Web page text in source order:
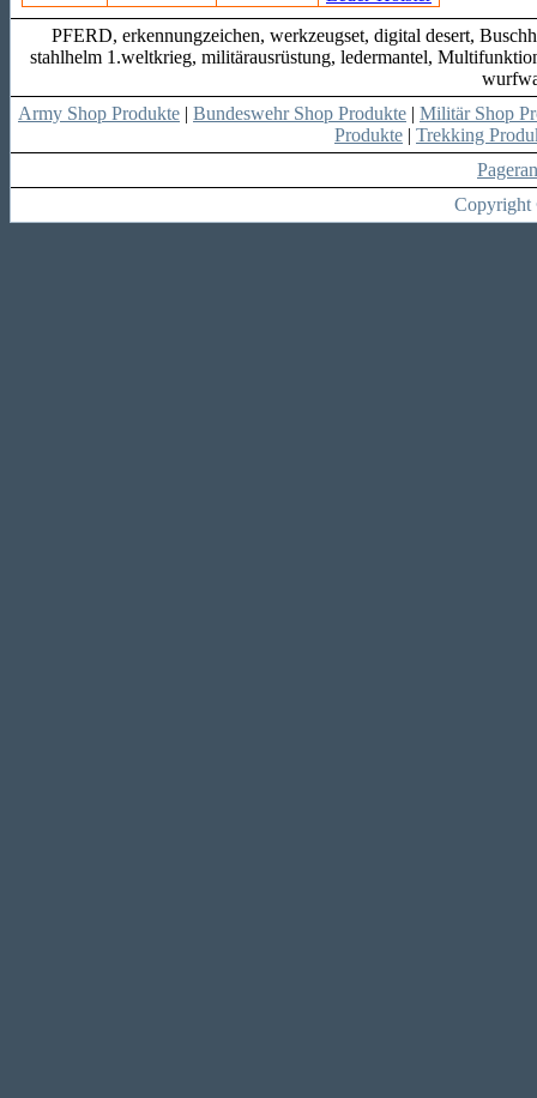
PFERD, erkennungzeichen, werkzeugset, digital desert,
stahlhelm 1.weltkrieg, militärausrüstung, ledermantel,
Army Shop Produkte | Bundeswehr Shop Produkte | Militär Shop
Produkte | Trekking